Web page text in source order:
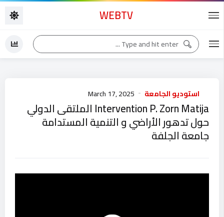
WEBTV
استوديو الجامعة March 17, 2025
Intervention P. Zorn Matija الملتقى الدولي
حول تدهور الأراضي و التنمية المستدامة
جامعة الجلفة